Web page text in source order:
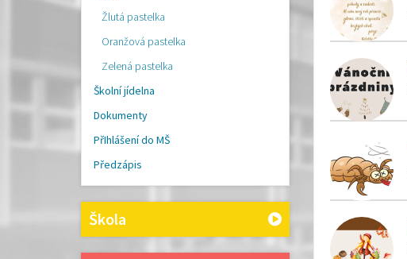
Žlutá pastelka
Oranžová pastelka
Zelená pastelka
Školní jídelna
Dokumenty
PřIhlášení do MŠ
Předzápis
Škola